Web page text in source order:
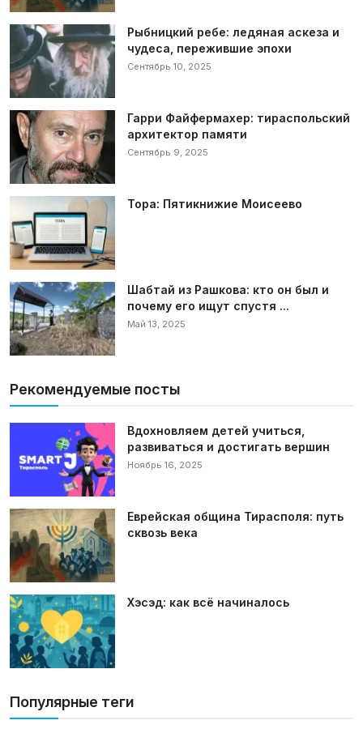
Рыбницкий ребе: ледяная аскеза и
чудеса, пережившие эпохи
Сентябрь 10, 2025
Гарри Файфермахер: тираспольский
архитектор памяти
Сентябрь 9, 2025
Тора: Пятикнижие Моисеево
Шабтай из Рашкова: кто он был и
почему его ищут спустя ...
Май 13, 2025
Рекомендуемые посты
Вдохновляем детей учиться,
развиваться и достигать вершин
Ноябрь 16, 2025
Еврейская община Тирасполя: путь
сквозь века
Хэсэд: как всё начиналось
Популярные теги